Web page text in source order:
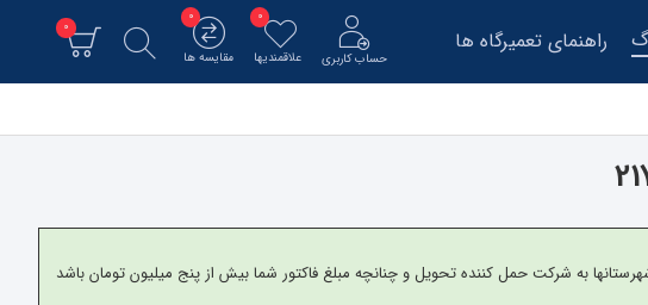
راهنمای تعمیرگاه ها
حساب کاربری علاقمندیها
0
مقایسه ها
0
0
مدت 2 ساعت در تهران و برای شهرستانها به شرکت حمل کننده تحویل و چنانچه مبلغ فاکتور شما بیش از پنج میلیون تومان باشد